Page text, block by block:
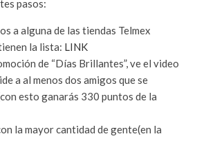
pasos:
a alguna de las tiendas Telmex
la lista: LINK
de “Días Brillantes”, ve el video
a al menos dos amigos que se
esto ganarás 330 puntos de la
la mayor cantidad de gente(en la